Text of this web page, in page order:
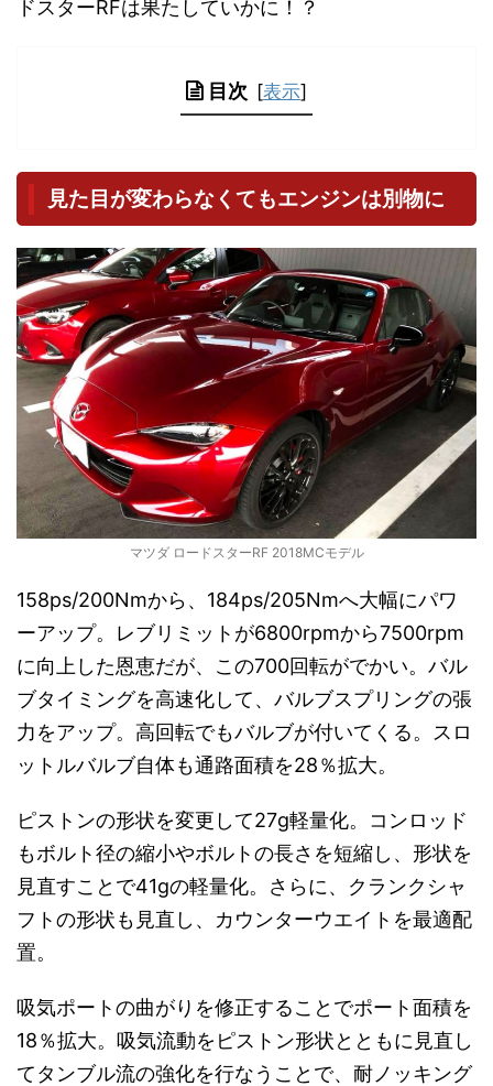
ドスターRFは果たしていかに！？
目次 [表示]
見た目が変わらなくてもエンジンは別物に
マツダ ロードスターRF 2018MCモデル
158ps/200Nmから、184ps/205Nmへ大幅にパワ
ーアップ。レブリミットが6800rpmから7500rpm
に向上した恩恵だが、この700回転がでかい。バル
ブタイミングを高速化して、バルブスプリングの張
力をアップ。高回転でもバルブが付いてくる。スロ
ットルバルブ自体も通路面積を28％拡大。
ピストンの形状を変更して27g軽量化。コンロッド
もボルト径の縮小やボルトの長さを短縮し、形状を
見直すことで41gの軽量化。さらに、クランクシャ
フトの形状も見直し、カウンターウエイトを最適配
置。
吸気ポートの曲がりを修正することでポート面積を
18％拡大。吸気流動をピストン形状とともに見直し
てタンブル流の強化を行なうことで、耐ノッキング